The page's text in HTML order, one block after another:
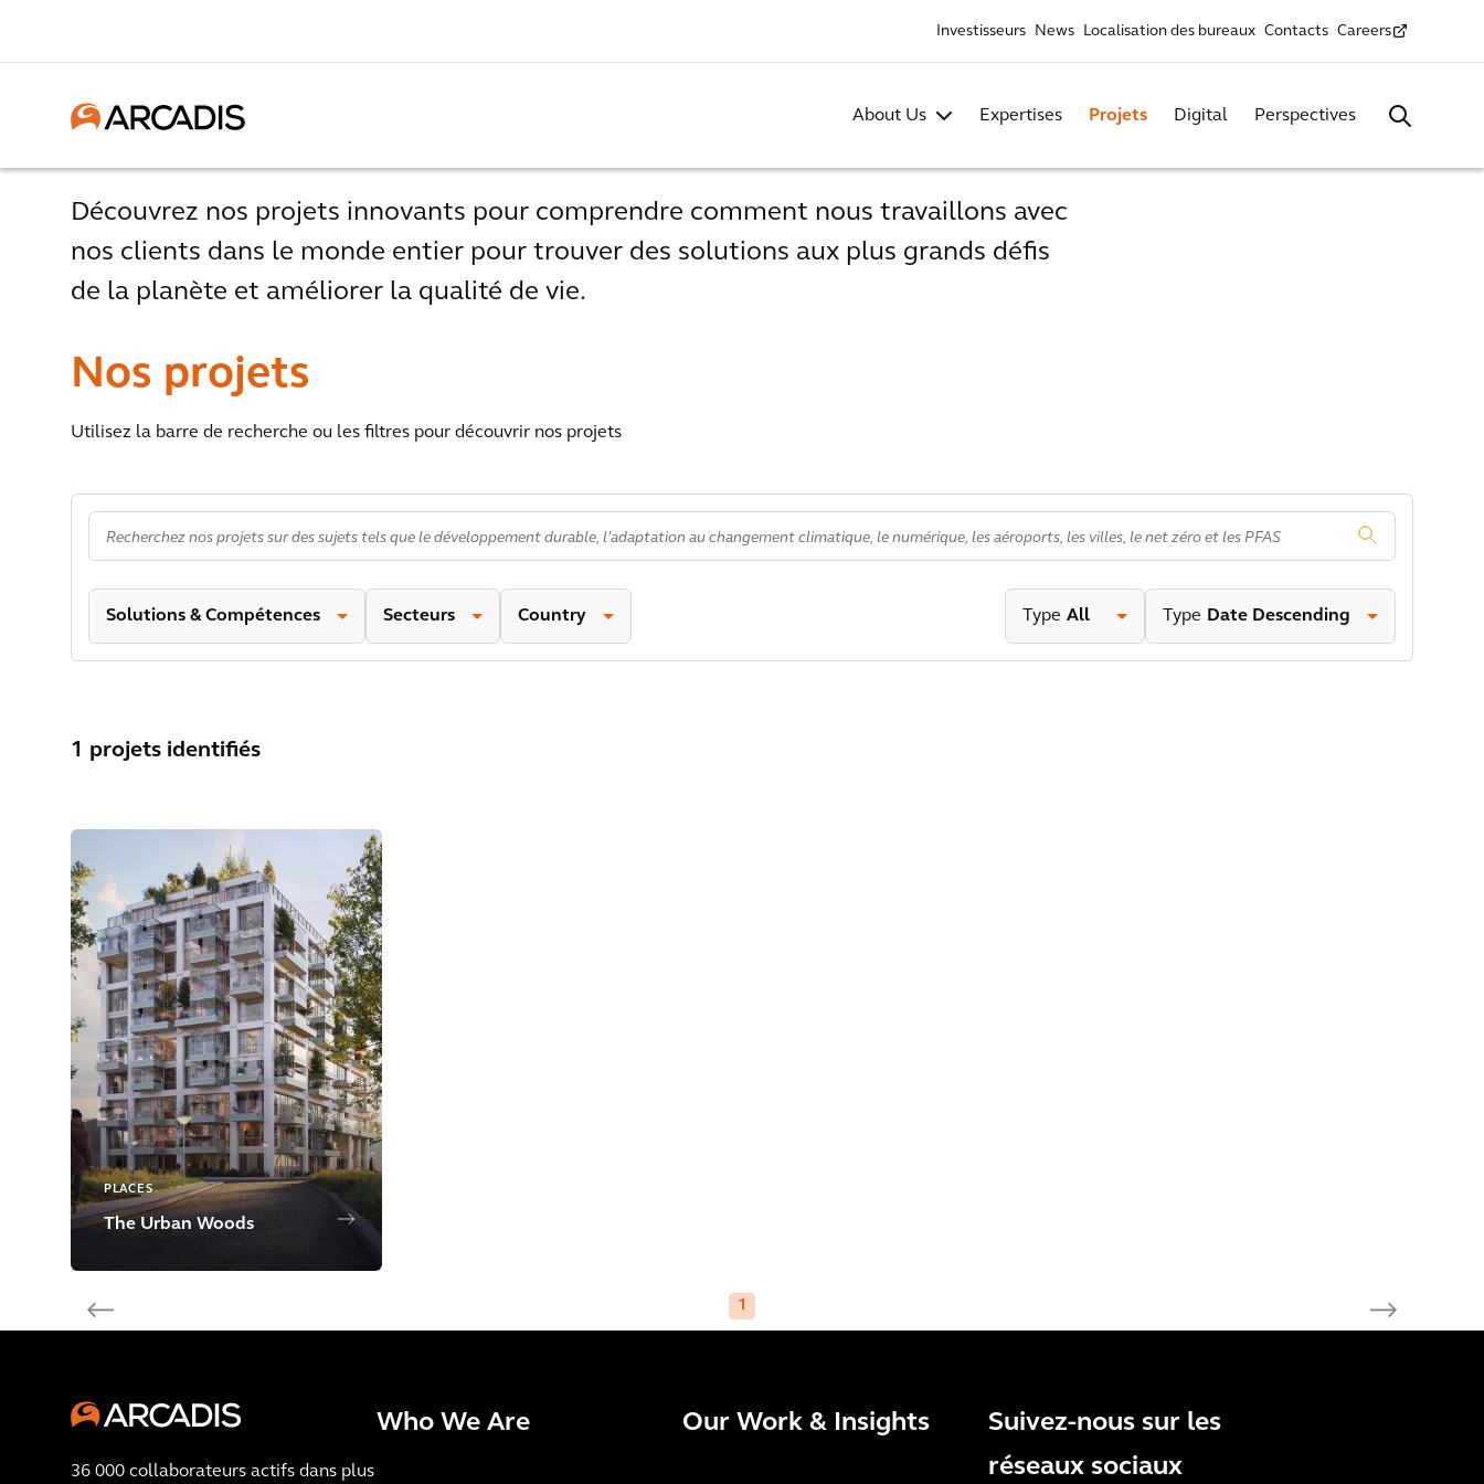
Investisseurs News Localisation des bureaux Contacts Careers
About Us Expertises Projets Digital Perspectives
Découvrez nos projets innovants pour comprendre comment nous travaillons avec
nos clients dans le monde entier pour trouver des solutions aux plus grands défis
de la planète et améliorer la qualité de vie.
Nos projets
Utilisez la barre de recherche ou les filtres pour découvrir nos projets
Solutions & Compétences Secteurs Country Type All Type Date Descending
1 projets identifiés
PLACES
The Urban Woods
1
36 000 collaborateurs actifs dans plus
Who We Are Our Work & Insights
Suivez-nous sur les
réseaux sociaux